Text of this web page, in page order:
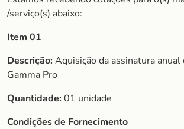
/serviço(s) abaixo:
Item 01
Descrição:Aquisição da assinatura
Gamma Pro
Quantidade:01 unidade
Condições de Fornecimento